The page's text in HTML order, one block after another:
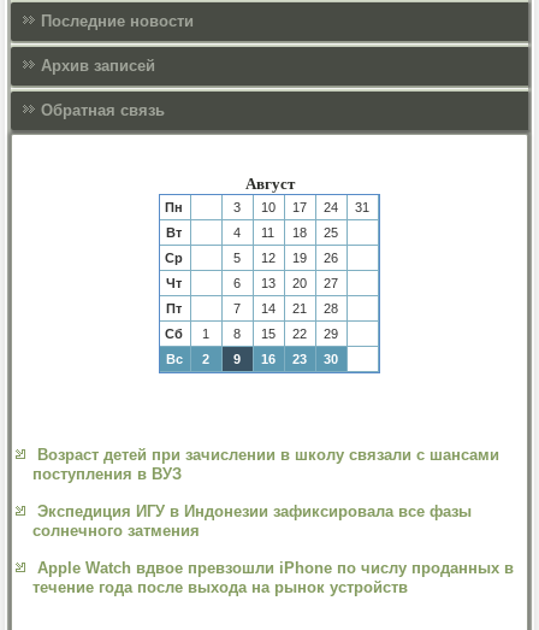
Последние новости
Архив записей
Обратная связь
Август
Пн 3 10 17 24
31
Вт
4 11 18
25
Ср
5 12 19
26
Чт
6 13 20
27
Пт
7 14 21
28
Сб
1 8 15 22
29
Вс
2 9 16 23 30
Возраст детей при зачислении в школу связали с шансами
поступления в ВУЗ
Экспедиция ИГУ в Индонезии зафиксировала все фазы
солнечного затмения
Apple Watch вдвое превзошли iPhone по числу проданных в
течение года после выхода на рынок устройств